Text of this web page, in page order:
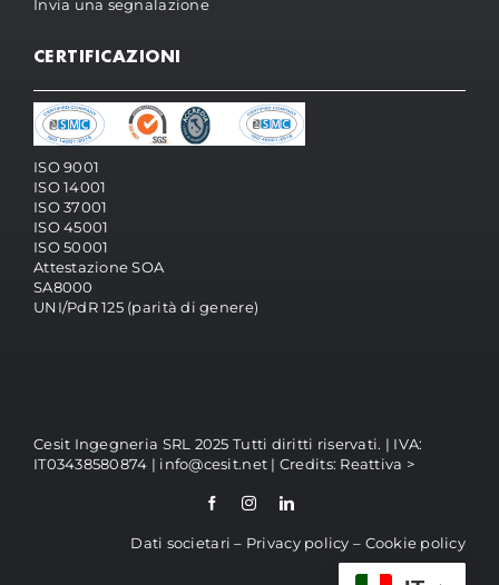
Invia una segnalazione
CERTIFICAZIONI
ISO 9001
ISO 14001
ISO 37001
ISO 45001
ISO 50001
Attestazione SOA
SA8000
UNI/PdR 125 (parità di genere)
Cesit Ingegneria SRL 2025 Tutti diritti riservati. | IVA:
IT03438580874 | info@cesit.net | Credits: Reattiva >
Dati societari – Privacy policy – Cookie policy